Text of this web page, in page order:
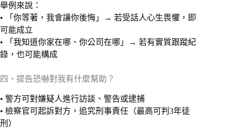
舉例來說：
• 「你等著，我會讓你後悔」→ 若受話人心生畏懼，即
可能成立
• 「我知道你家在哪、你公司在哪」→ 若有實質跟蹤紀
錄，也可能構成
四、提告恐嚇對我有什麼幫助？
• 警方可對嫌疑人進行訪談、警告或逮捕
• 檢察官可起訴對方，追究刑事責任（最高可判3年徒
刑）